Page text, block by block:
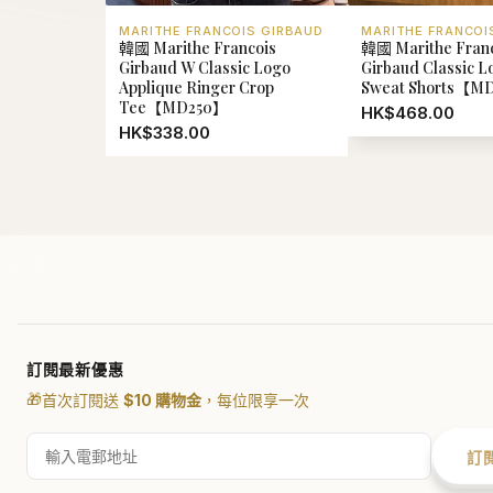
MARITHE FRANCOIS GIRBAUD
韓國 Marithe Francois
Girbaud W Classic Logo
Applique Ringer Crop
Tee【MD250】
HK$338.00
MARITHE
韓國 Marithe
Girbaud Classic
Sweat Shorts【
HK$468.00
訂閱最新優惠
🎁首次訂閱送 $10 購物金 ，每位限享一次
訂